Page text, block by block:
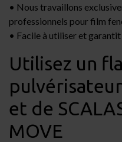
• Nous travaillons
professionnels pour film
• Facile à utiliser et
Utilisez un
et de
MOVE